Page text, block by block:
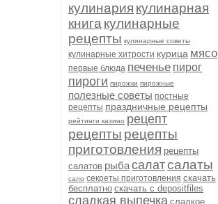
кулинария кулинарная
книга кулинарные
рецепты кулинарные советы
кулинарные хитрости курица мясо
первые блюда печенье пирог
пироги пирожки пирожные
полезные советы постные
рецепты праздничные рецепты
рейтинги казино рецепт
рецепты рецепты
приготовления рецепты
салатов рыбасалатсалаты
сало секреты приготовления скачать
бесплатно скачать с depositfiles
сладкая выпечка сладкое